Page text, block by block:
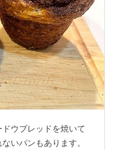
ウブレッドを焼いて
いパンもあります。